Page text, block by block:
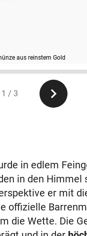
aus reinstem Gold
1 / 3
in edlem
in den Himmel
er mit
offizielle
die Wette. Die